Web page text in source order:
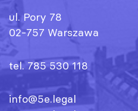
ul. Pory 78
02-757 Warszawa
tel. 785 530 118
info@5e.legal